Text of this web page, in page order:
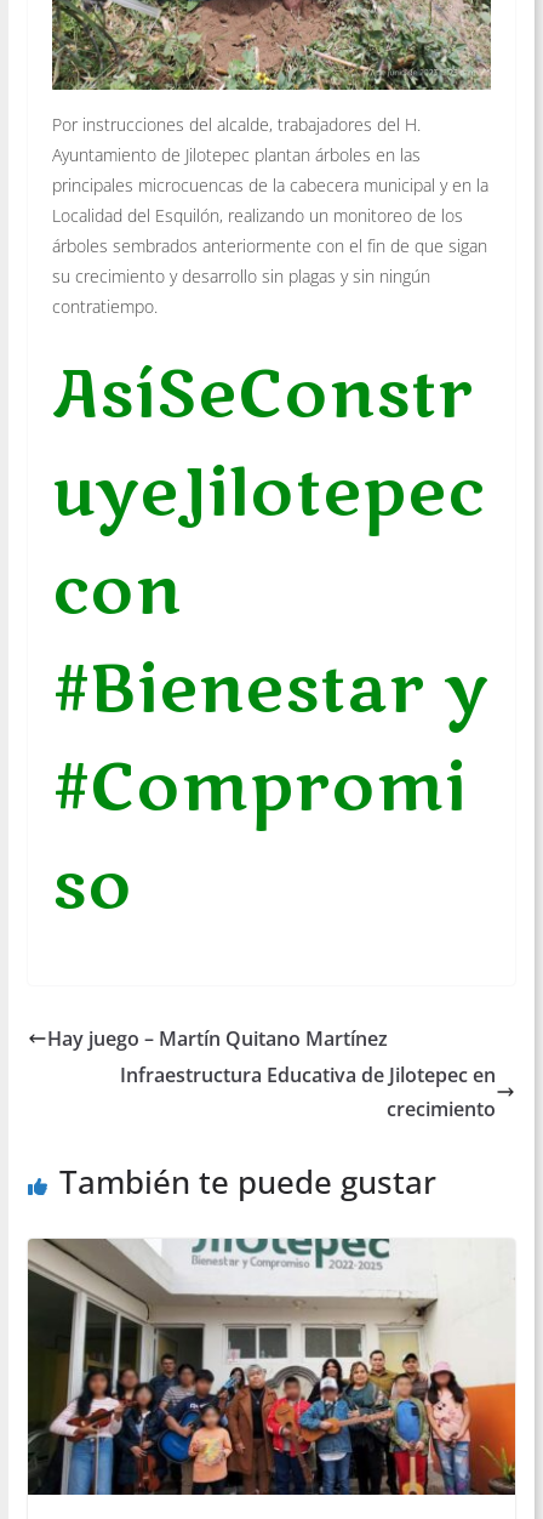
Por instrucciones del alcalde, trabajadores del H.
Ayuntamiento de Jilotepec plantan árboles en las
principales microcuencas de la cabecera municipal y en la
Localidad del Esquilón, realizando un monitoreo de los
árboles sembrados anteriormente con el fin de que sigan
su crecimiento y desarrollo sin plagas y sin ningún
contratiempo.
AsíSeConstr
uyeJilotepec
con
#Bienestar y
#Compromi
so
Hay juego – Martín Quitano Martínez
Infraestructura Educativa de Jilotepec en
crecimiento
También te puede gustar